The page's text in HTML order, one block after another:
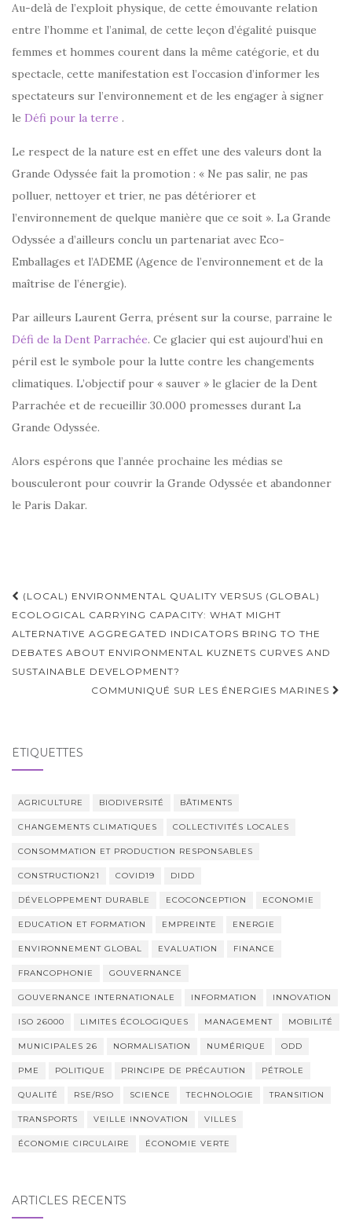
Au-delà de l’exploit physique, de cette émouvante relation
entre l’homme et l’animal, de cette leçon d’égalité puisque
femmes et hommes courent dans la même catégorie, et du
spectacle, cette manifestation est l’occasion d’informer les
spectateurs sur l’environnement et de les engager à signer
le Défi pour la terre .
Le respect de la nature est en effet une des valeurs dont la
Grande Odyssée fait la promotion : « Ne pas salir, ne pas
polluer, nettoyer et trier, ne pas détériorer et
l’environnement de quelque manière que ce soit ». La Grande
Odyssée a d’ailleurs conclu un partenariat avec Eco-
Emballages et l’ADEME (Agence de l’environnement et de la
maîtrise de l’énergie).
Par ailleurs Laurent Gerra, présent sur la course, parraine le
Défi de la Dent Parrachée. Ce glacier qui est aujourd’hui en
péril est le symbole pour la lutte contre les changements
climatiques. L’objectif pour « sauver » le glacier de la Dent
Parrachée et de recueillir 30.000 promesses durant La
Grande Odyssée.
Alors espérons que l’année prochaine les médias se
bousculeront pour couvrir la Grande Odyssée et abandonner
le Paris Dakar.
Navigation
d'article
(LOCAL) ENVIRONMENTAL QUALITY VERSUS (GLOBAL)
ECOLOGICAL CARRYING CAPACITY: WHAT MIGHT
ALTERNATIVE AGGREGATED INDICATORS BRING TO THE
DEBATES ABOUT ENVIRONMENTAL KUZNETS CURVES AND
SUSTAINABLE DEVELOPMENT?
COMMUNIQUÉ SUR LES ÉNERGIES MARINES
ÉTIQUETTES
AGRICULTURE BIODIVERSITÉ BÂTIMENTS
CHANGEMENTS CLIMATIQUES COLLECTIVITÉS LOCALES
CONSOMMATION ET PRODUCTION RESPONSABLES
CONSTRUCTION21 COVID19 DIDD
DÉVELOPPEMENT DURABLE ECOCONCEPTION ECONOMIE
EDUCATION ET FORMATION EMPREINTE ENERGIE
ENVIRONNEMENT GLOBAL EVALUATION FINANCE
FRANCOPHONIE GOUVERNANCE
GOUVERNANCE INTERNATIONALE INFORMATION INNOVATION
ISO 26000 LIMITES ÉCOLOGIQUES MANAGEMENT MOBILITÉ
MUNICIPALES 26 NORMALISATION NUMÉRIQUE ODD
PME POLITIQUE PRINCIPE DE PRÉCAUTION PÉTROLE
QUALITÉ RSE/RSO SCIENCE TECHNOLOGIE TRANSITION
TRANSPORTS VEILLE INNOVATION VILLES
ÉCONOMIE CIRCULAIRE ÉCONOMIE VERTE
ARTICLES RÉCENTS